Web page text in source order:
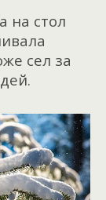
на стол
сел за